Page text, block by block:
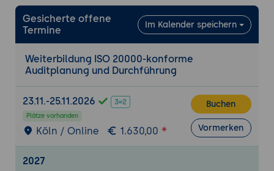
Auditprogramm und Auditplan:Einführung
in die Erstellung eines Auditprogramms
und die Planung eines Audits, um alle
systematisch zu überprüfen.
Auditnachweise sammelt und bewertet,
um die Erfüllung der ISO 20000-
Anforderungen zu überprüfen und
Compliance-Lücken zu identifizieren.
Praxisübung 1: Erstellung eines Auditplans
Gesicherte offene
Termine
Im Kalender speichern
Weiterbildung ISO 20000-konforme
Auditplanung und Durchführung
23.11.-25.11.2026
Plätze vorhanden
Köln / Online 1.630,00
Buchen
Vormerken
2027